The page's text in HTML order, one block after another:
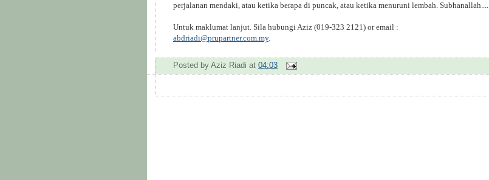
perjalanan mendaki, atau ketika berapa di puncak, atau ketika menuruni lembah. Subhanallah....
Untuk maklumat lanjut. Sila hubungi Aziz (019-323 2121) or email :
abdriadi@prupartner.com.my.
Posted by Aziz Riadi at 04:03